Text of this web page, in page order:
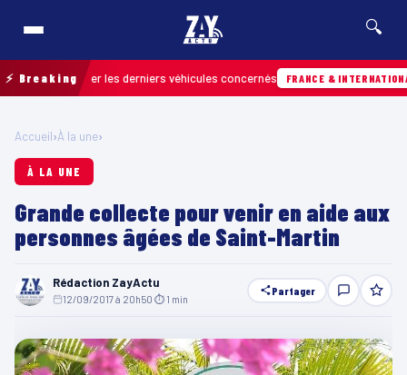
🔍
⚡ Breaking
retrouver les derniers véhicules concernés FRANCE & INTERNATIONALE
Accueil›À la une›
À LA UNE
Grande collecte pour venir en aide aux
personnes âgées de Saint-Martin
Rédaction ZayActu
12/09/2017 à 20h50 ⏱ 1 min
Partager